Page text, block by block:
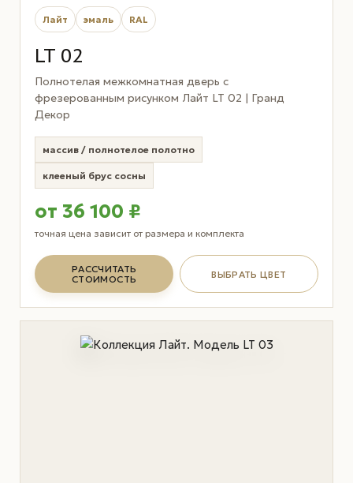
Лайт эмаль RAL
LT 02
Полнотелая межкомнатная дверь с
фрезерованным рисунком Лайт LT 02 | Гранд
Декор
массив / полнотелое полотно
клееный брус сосны
от 36 100 ₽
точная цена зависит от размера и комплекта
РАССЧИТАТЬ
СТОИМОСТЬ
ВЫБРАТЬ ЦВЕТ